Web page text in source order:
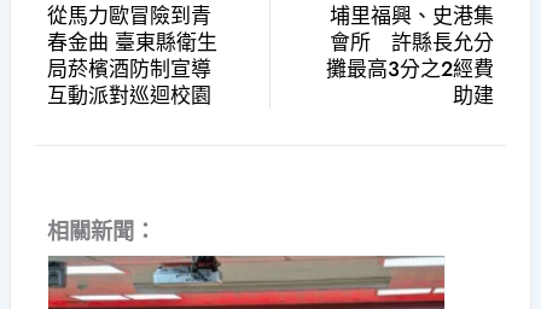
從馬力歐冒險到青
春金曲 臺東縣衛生
局菸檳酒防制宣導
互動派對巡迴校園
埔里福興、史港集
會所 許縣長允分
攤最高3分之2經費
助建
相關新聞：